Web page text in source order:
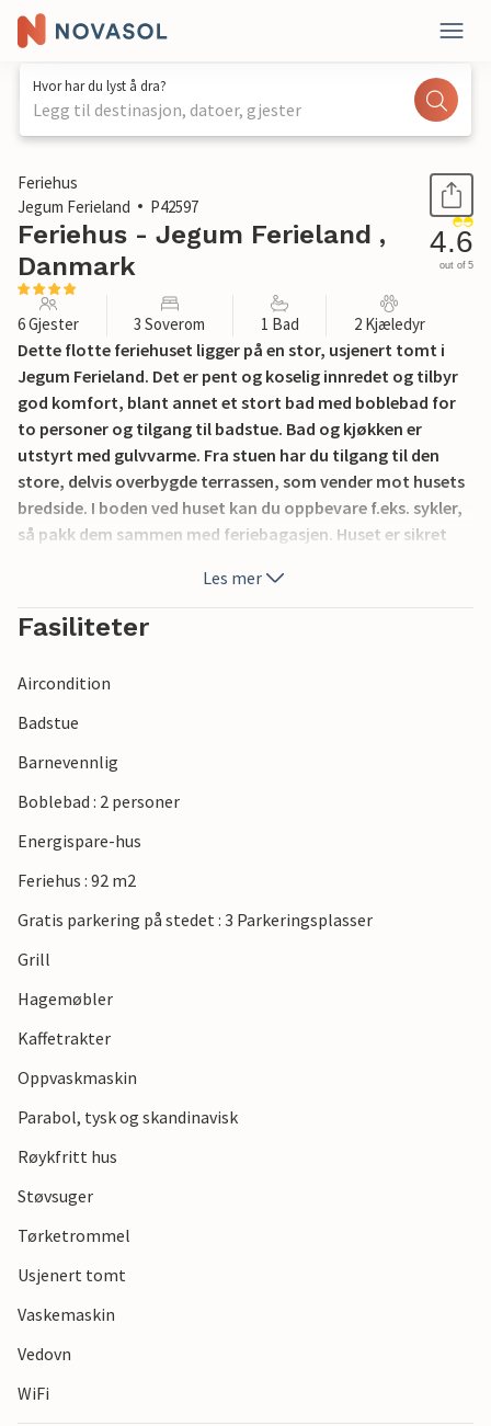
Hvor har du lyst å dra?
Legg til destinasjon, datoer, gjester
1 / 19
Feriehus
Jegum Ferieland
P42597
Feriehus - Jegum Ferieland ,
Danmark
4.6
out of 5
6 Gjester 3 Soverom 1 Bad 2 Kjæledyr
Dette flotte feriehuset ligger på en stor, usjenert tomt i
Jegum Ferieland. Det er pent og koselig innredet og tilbyr
god komfort, blant annet et stort bad med boblebad for
to personer og tilgang til badstue. Bad og kjøkken er
utstyrt med gulvvarme. Fra stuen har du tilgang til den
store, delvis overbygde terrassen, som vender mot husets
bredside. I boden ved huset kan du oppbevare f.eks. sykler,
så pakk dem sammen med feriebagasjen. Huset er sikret
med lekeplass, minigolf, tennisbane, fotballbane,
hoppepute, gjeterhytte, geiter å klappe, dagligvarebutikk
og kafé. Ikke langt unna kan du besøke stridsvogn- og
ikke langt fra Ho.
Les mer
Fasiliteter
Aircondition
Badstue
Barnevennlig
Boblebad : 2 personer
Energispare-hus
Feriehus : 92 m2
Gratis parkering på stedet : 3 Parkeringsplasser
Grill
Hagemøbler
Kaffetrakter
Oppvaskmaskin
Parabol, tysk og skandinavisk
Røykfritt hus
Støvsuger
Tørketrommel
Usjenert tomt
Vaskemaskin
Vedovn
WiFi